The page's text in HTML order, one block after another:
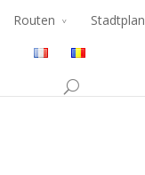
Routen Stadtplan